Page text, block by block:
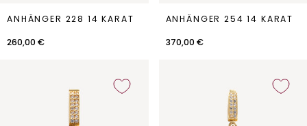
Anhänger
228
14
Karat
ANHÄNGER 228 14 KARAT
260,00 €
Anhänger
254
14
Karat
ANHÄNGER 254 14 KARAT
370,00 €